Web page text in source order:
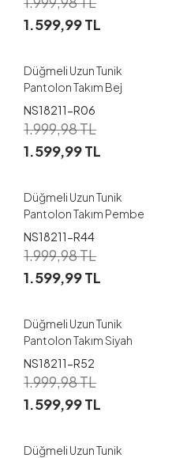
1.599,99TL
M L XL
Düğmeli Uzun Tunik
Pantolon Takım Bej
NS18211-R06
1.999,98TL
1.599,99TL
M L XL
Düğmeli Uzun Tunik
Pantolon Takım Pembe
NS18211-R44
1.999,98TL
1.599,99TL
M L XL
Düğmeli Uzun Tunik
Pantolon Takım Siyah
NS18211-R52
1.999,98TL
1.599,99TL
M L
Düğmeli Uzun Tunik